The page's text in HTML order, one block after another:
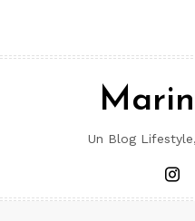
contenu
Un Blog